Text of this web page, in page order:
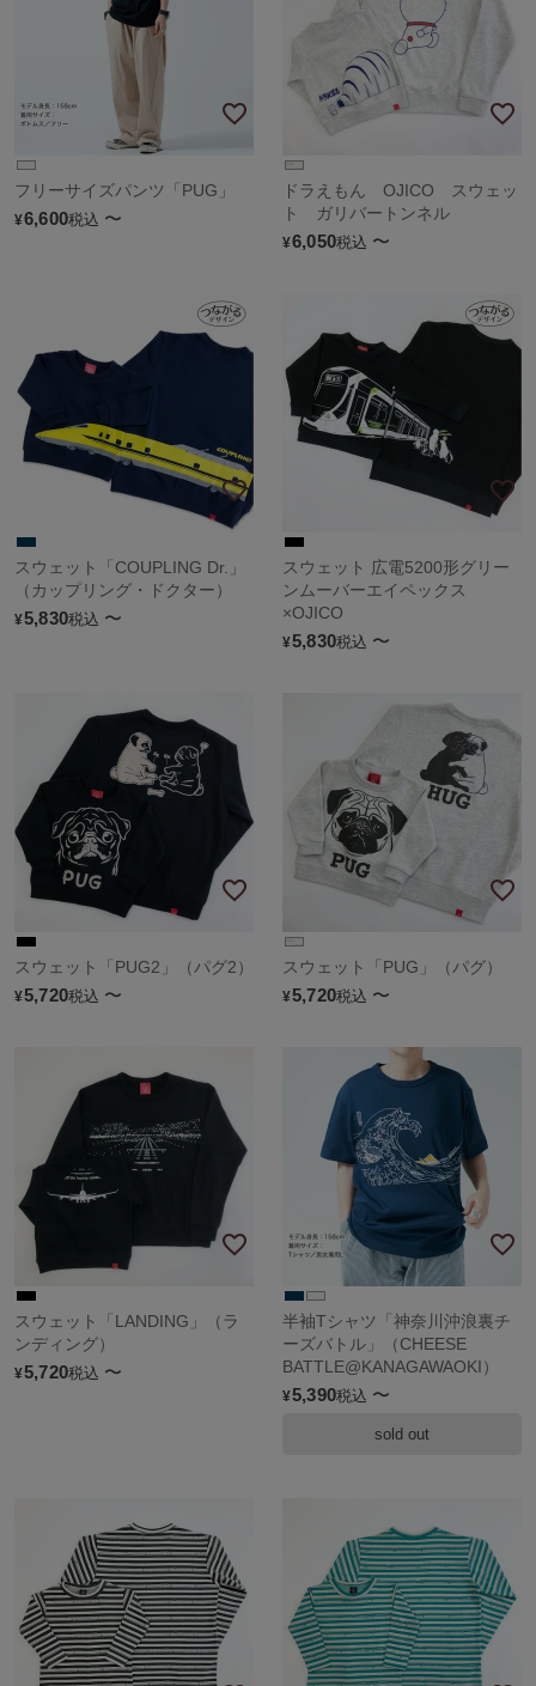
フリーサイズパンツ「PUG」
¥6,600税込 〜
ドラえもん OJICO スウェッ
ト ガリバートンネル
¥6,050税込 〜
スウェット「COUPLING Dr.」
（カップリング・ドクター）
¥5,830税込 〜
スウェット 広電5200形グリー
ンムーバーエイペックス
×OJICO
¥5,830税込 〜
スウェット「PUG2」（パグ2）
¥5,720税込 〜
スウェット「PUG」（パグ）
¥5,720税込 〜
スウェット「LANDING」（ラ
ンディング）
¥5,720税込 〜
半袖Tシャツ「神奈川沖浪裏チ
ーズバトル」（CHEESE
BATTLE@KANAGAWAOKI）
¥5,390税込 〜
sold out